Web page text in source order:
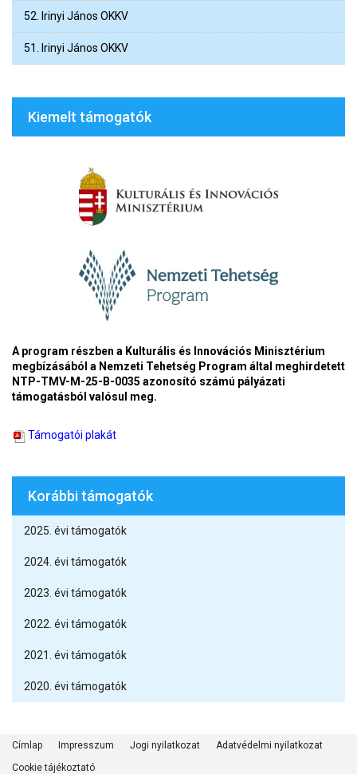
52. Irinyi János OKKV
51. Irinyi János OKKV
Kiemelt támogatók
A program részben a Kulturális és Innovációs Minisztérium
megbízásából a Nemzeti Tehetség Program által meghirdetett
NTP-TMV-M-25-B-0035 azonosító számú pályázati
támogatásból valósul meg.
Támogatói plakát
Korábbi támogatók
2025. évi támogatók
2024. évi támogatók
2023. évi támogatók
2022. évi támogatók
2021. évi támogatók
2020. évi támogatók
Címlap Impresszum Jogi nyilatkozat
Adatvédelmi nyilatkozat
Cookie tájékoztató